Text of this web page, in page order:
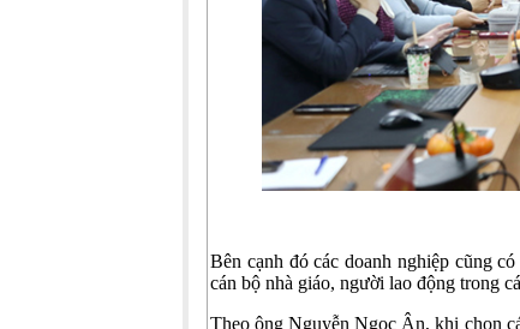
Bên cạnh đó các doanh nghiệp cũng
cán bộ nhà giáo, người lao động trong
Theo ông Nguyễn Ngọc Ân, khi chọn